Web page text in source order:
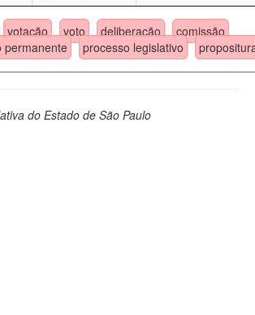
votação voto deliberação
comissão
permanente
processo legislativo
do Estado de São Paulo